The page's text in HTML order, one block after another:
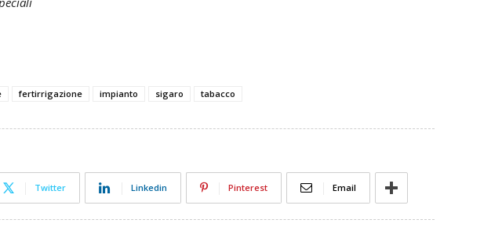
fertirrigazione impianto sigaro tabacco
Twitter Linkedin Pinterest Email